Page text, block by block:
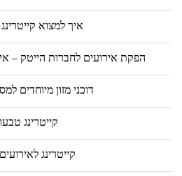
i
t
.
איך למצוא
הפקת אירועים לחברות הייטק –
דוכני מזון מיוחדים
קייטרינג
קייטרינג